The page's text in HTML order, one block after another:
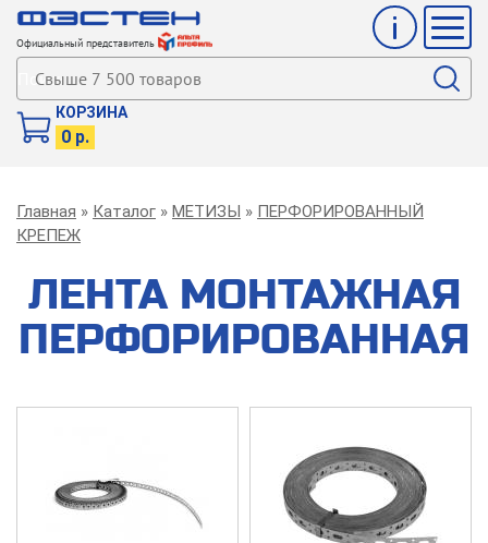
Официальный представитель
Инфо
Поиск
КОРЗИНА
0 р.
Строка
навигации
Главная Каталог МЕТИЗЫ
ПЕРФОРИРОВАННЫЙ
КРЕПЕЖ
ЛЕНТА МОНТАЖНАЯ
ПЕРФОРИРОВАННАЯ